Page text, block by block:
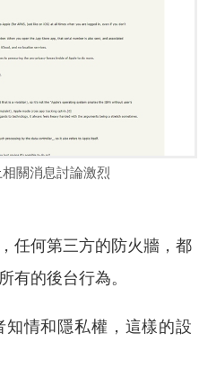
相關消息討論激烈
任何第三方的防火牆，都
有的後台行為。
情和隱私權，這樣的設